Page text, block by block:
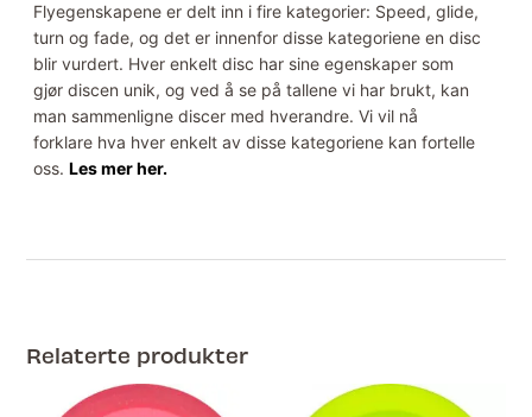
Flyegenskapene er delt inn i fire kategorier: Speed, glide,
turn og fade, og det er innenfor disse kategoriene en disc
blir vurdert. Hver enkelt disc har sine egenskaper som
gjør discen unik, og ved å se på tallene vi har brukt, kan
man sammenligne discer med hverandre. Vi vil nå
forklare hva hver enkelt av disse kategoriene kan fortelle
oss.Les mer her.
Relaterte produkter